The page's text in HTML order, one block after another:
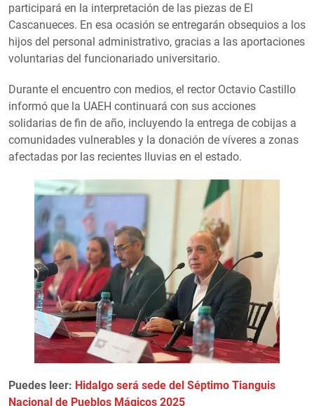
participará en la interpretación de las piezas de El
Cascanueces. En esa ocasión se entregarán obsequios a los
hijos del personal administrativo, gracias a las aportaciones
voluntarias del funcionariado universitario.
Durante el encuentro con medios, el rector Octavio Castillo
informó que la UAEH continuará con sus acciones
solidarias de fin de año, incluyendo la entrega de cobijas a
comunidades vulnerables y la donación de víveres a zonas
afectadas por las recientes lluvias en el estado.
Puedes leer: Hidalgo será sede del Séptimo Tianguis
Nacional de Pueblos Mágicos 2025